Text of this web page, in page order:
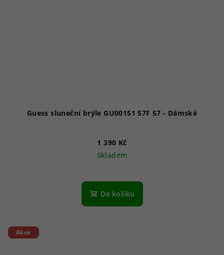
Guess sluneční brýle GU00151 57F 57 - Dámské
1 390 Kč
Skladem
Do košíku
Akce